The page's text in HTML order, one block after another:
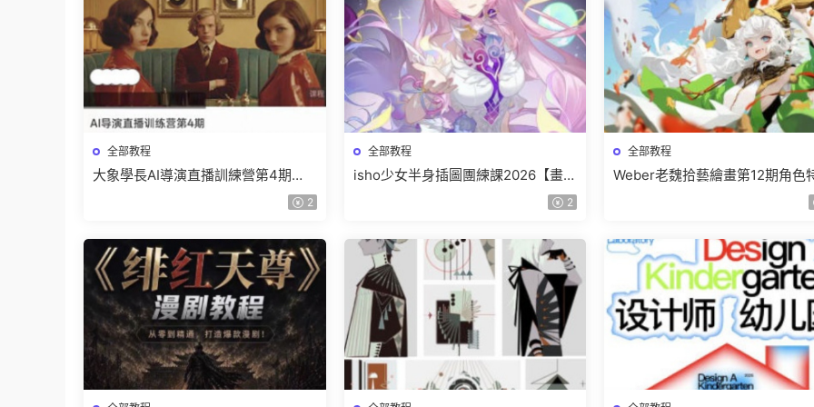
全部教程
大象學長AI導演直播訓練營第4期
2
全部教程
isho少女半身插圖團練課2026【畫質
2
全部教程
Weber老魏拾藝繪畫第12期角色